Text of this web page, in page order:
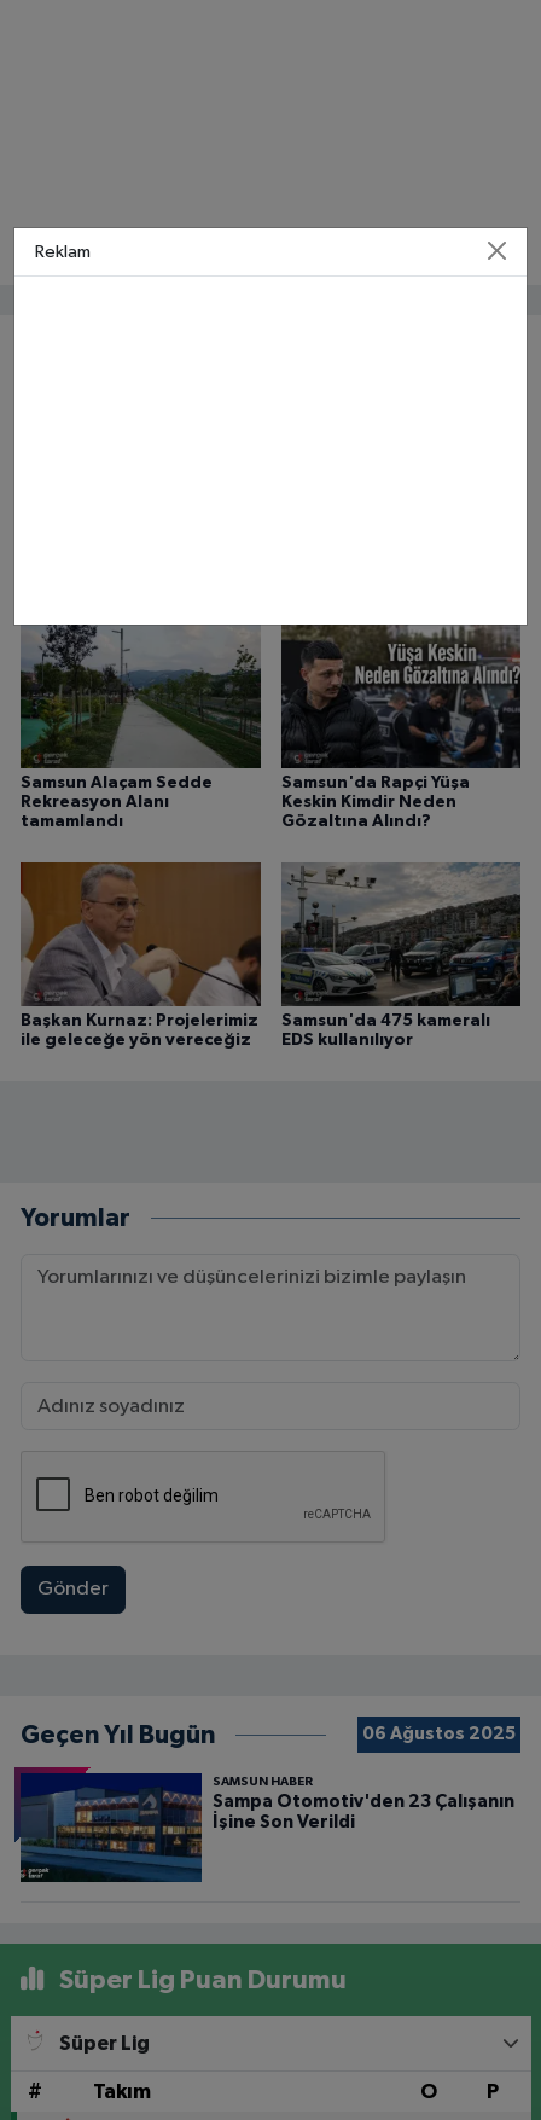
Samsun Alaçam Sedde
Rekreasyon Alanı
tamamlandı
Samsun'da Rapçi Yüşa
Keskin Kimdir Neden
Gözaltına Alındı?
Başkan Kurnaz: Projelerimiz
ile geleceğe yön vereceğiz
Samsun'da 475 kameralı
EDS kullanılıyor
Yorumlar
Gönder
Geçen Yıl Bugün 06 Ağustos 2025
SAMSUN HABER
Sampa Otomotiv'den 23 Çalışanın
İşine Son Verildi
Süper Lig Puan Durumu
Süper Lig
# Takım O P
Reklam